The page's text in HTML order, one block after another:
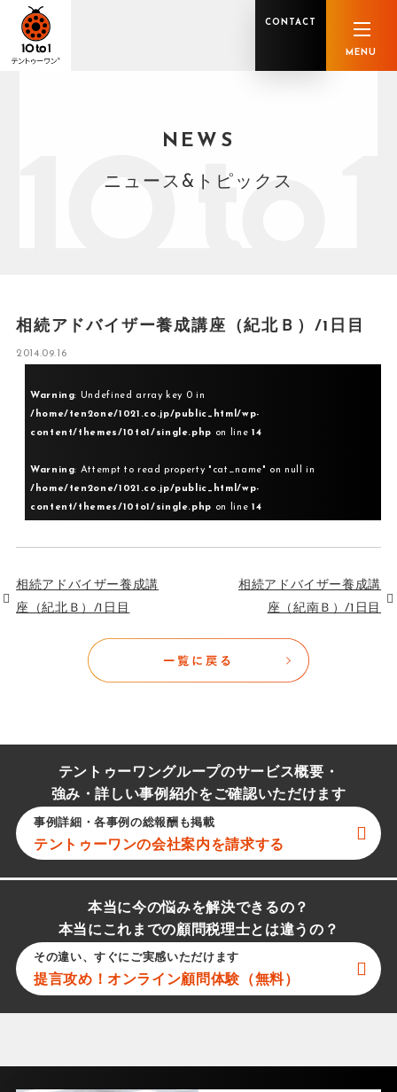
税理士業務
社会保険労務士業務 不動産鑑定士業務 行政書士業務
私たちの軌跡 グループ概要
CONTACT
MENU
NEWS
ニュース&トピックス
相続アドバイザー養成講座（紀北Ｂ）/1日目
2014.09.16
Warning: Undefined array key 0 in
/home/ten2one/1021.co.jp/public_html/wp-
content/themes/10to1/single.php on line 14
Warning: Attempt to read property "cat_name" on null in
/home/ten2one/1021.co.jp/public_html/wp-
content/themes/10to1/single.php on line 14
相続アドバイザー養成講
座（紀北Ｂ）/1日目
相続アドバイザー養成講
座（紀南Ｂ）/1日目
テントゥーワングループのサービス概要・
強み・詳しい事例紹介をご確認いただけます
事例詳細・各事例の総報酬も掲載
テントゥーワンの会社案内を請求する
本当に今の悩みを解決できるの？
本当にこれまでの顧問税理士とは違うの？
その違い、すぐにご実感いただけます
提言攻め！オンライン顧問体験（無料）